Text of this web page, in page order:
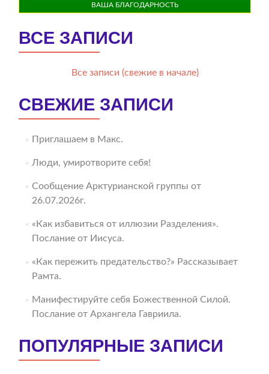
ВАША БЛАГОДАРНОСТЬ
ВСЕ ЗАПИСИ
Все записи (свежие в начале)
СВЕЖИЕ ЗАПИСИ
Приглашаем в Макс.
Люди, умиротворите себя!
Сообщение Арктурианской группы от
26.07.2026г.
«Как избавиться от иллюзии Разделения».
Послание от Иисуса.
«Как пережить предательство?» Рассказывает
Рамта.
Манифестируйте себя Божественной Силой.
Послание от Архангела Гавриила.
ПОПУЛЯРНЫЕ ЗАПИСИ